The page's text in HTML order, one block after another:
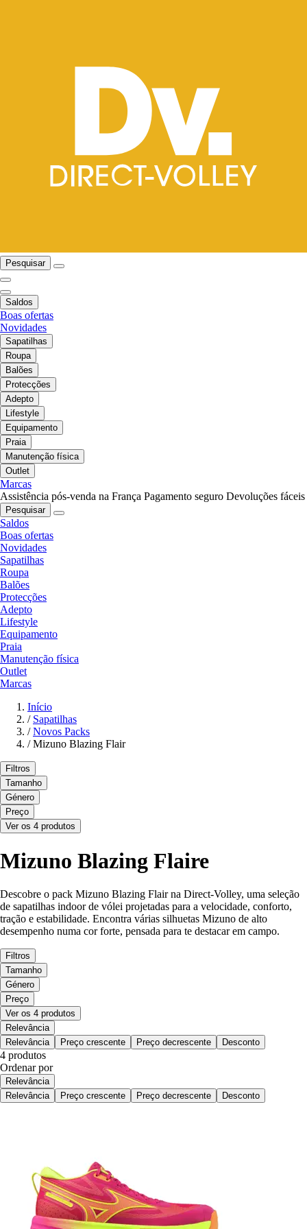
Pesquisar
Saldos
Boas ofertas
Novidades
Sapatilhas
Roupa
Balões
Protecções
Adepto
Lifestyle
Equipamento
Praia
Manutenção física
Outlet
Marcas
Assistência pós-venda na França Pagamento seguro Devoluções fáceis
Pesquisar
Saldos
Boas ofertas
Novidades
Sapatilhas
Roupa
Balões
Protecções
Adepto
Lifestyle
Equipamento
Praia
Manutenção física
Outlet
Marcas
Início
/ Sapatilhas
/ Novos Packs
/ Mizuno Blazing Flair
Filtros
Tamanho
Género
Preço
Ver os 4 produtos
Mizuno Blazing Flaire
Descobre o pack Mizuno Blazing Flair na Direct-Volley, uma seleção
de sapatilhas indoor de vólei projetadas para a velocidade, conforto,
tração e estabilidade. Encontra várias silhuetas Mizuno de alto
desempenho numa cor forte, pensada para te destacar em campo.
Filtros
Tamanho
Género
Preço
Ver os 4 produtos
Relevância
Relevância
Preço crescente Preço decrescente Desconto
4 produtos
Ordenar por
Relevância
Relevância
Preço crescente Preço decrescente Desconto